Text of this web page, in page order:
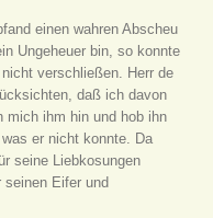
einen wahren Abscheu
Ungeheuer bin, so konnte
verschließen. Herr de
daß ich davon
mich ihm hin und hob ihn
er nicht konnte. Da
seine Liebkosungen
Eifer und